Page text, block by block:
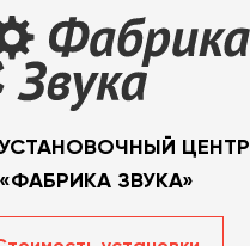
ЦЕНТР
«ФАБРИКА ЗВУКА»